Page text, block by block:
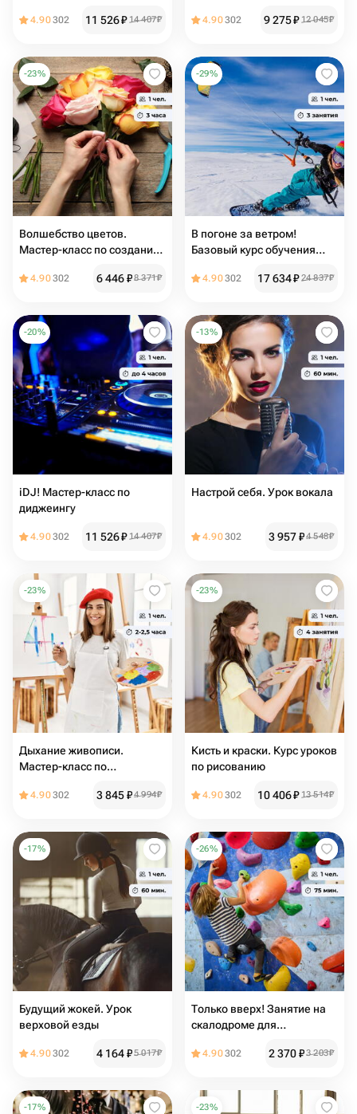
4.90302 11 526₽ 14 407₽ 4.90302 9 275₽ 12 045₽
-23%
Волшебство цветов.
Мастер-класс по созданию
технике
4.90302 6 446₽8 371₽
-29%
В погоне за ветром!
Базовый курс обучения
4.90302 17 634₽ 24 837₽
-20%
iDJ! Мастер-класс по
диджеингу
4.90302 11 526₽ 14 407₽
-13%
Настрой себя. Урок вокала
4.90302 3 957₽4 548₽
-23%
Дыхание живописи.
Мастер-класс по
4.90302 3 845₽4 994₽
-23%
Кисть и краски. Курс уроков
по рисованию
4.90302 10 406₽ 13 514₽
-17%
Будущий жокей. Урок
верховой езды
4.90302 4 164₽5 017₽
-26%
Только вверх! Занятие на
скалодроме для
4.90302 2 370₽3 203₽
-17% -23%